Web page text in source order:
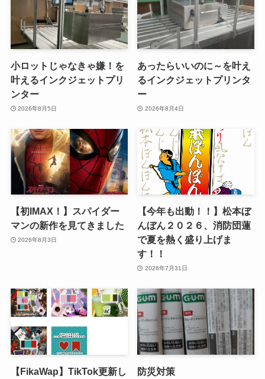
小ロットじゃなきゃ嫌！を
叶えるインクジェットプリ
ンター
2026年8月5日
あったらいいのに～を叶え
るインクジェットプリンタ
ー
2026年8月4日
【初IMAX！】スパイダー
マンの新作を見てきました
2026年8月3日
【今年も出動！！】松本ぼ
んぼん２０２６、消防団蓮
で夏を熱く盛り上げま
す！！
2026年7月31日
【FikaWap】TikTok更新し
防災対策